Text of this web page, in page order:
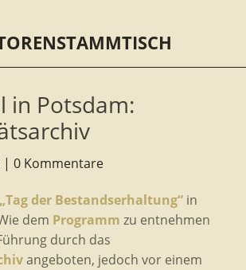
in Potsdam:
0 Kommentare
„Tag der Bestandserhaltung“ in
dem Programm zu entnehmen
durch das
angeboten, jedoch vor einem